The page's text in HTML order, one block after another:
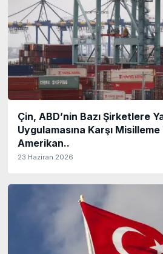
Çin, ABD’nin Bazı Şirketlere
Uygulamasına Karşı
Amerikan..
23 Haziran 2026